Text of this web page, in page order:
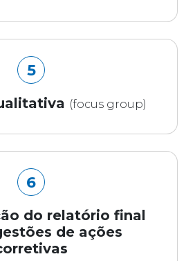
5
(focus group)
6
do relatório final
de ações